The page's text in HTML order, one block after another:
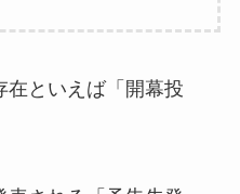
在といえば「開幕投